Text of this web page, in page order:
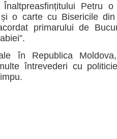
Petru
o carte cu Bisericile
primarului de
în Republica
întrevederi cu